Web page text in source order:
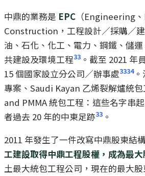
中鼎的業務是 EPC （Engineering
Construction，工程設計／採購／
油、石化、化工、電力、鋼鐵、儲
共建設及環境工程33 。截至 2021 年
15 個國家設立分公司／辦事處3334。
專案、Saudi Kayan 乙烯裂解爐統包
and PMMA 統包工程：這些名字串
者過去 20 年的中東足跡33 。
2011 年發生了一件改寫中鼎股東結
工建設取得中鼎工程股權，成為最大
土最大統包工程公司，現在的最大